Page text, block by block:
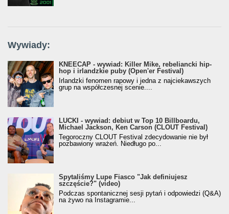
Wywiady:
KNEECAP - wywiad: Killer Mike, rebeliancki hip-
hop i irlandzkie puby (Open'er Festival)
Irlandzki fenomen rapowy i jedna z najciekawszych
grup na współczesnej scenie....
LUCKI - wywiad: debiut w Top 10 Billboardu,
Michael Jackson, Ken Carson (CLOUT Festival)
Tegoroczny CLOUT Festival zdecydowanie nie był
pozbawiony wrażeń. Niedługo po...
Spytaliśmy Lupe Fiasco "Jak definiujesz
szczęście?" (video)
Podczas spontanicznej sesji pytań i odpowiedzi (Q&A)
na żywo na Instagramie...